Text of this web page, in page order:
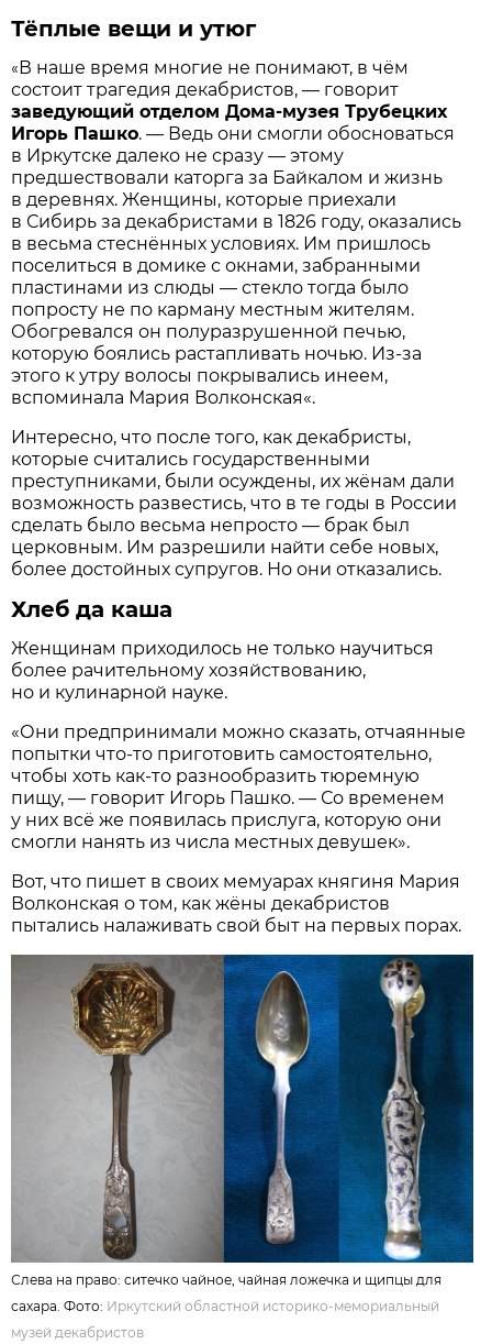
Тёплые вещи и утюг
«В наше время многие не понимают, в чём
состоит трагедия декабристов, — говорит
заведующий отделом Дома-музея Трубецких
Игорь Пашко. — Ведь они смогли обосноваться
в Иркутске далеко не сразу — этому
предшествовали каторга за Байкалом и жизнь
в деревнях. Женщины, которые приехали
в Сибирь за декабристами в 1826 году, оказались
в весьма стеснённых условиях. Им пришлось
поселиться в домике с окнами, забранными
пластинами из слюды — стекло тогда было
попросту не по карману местным жителям.
Обогревался он полуразрушенной печью,
которую боялись растапливать ночью. Из-за
этого к утру волосы покрывались инеем,
вспоминала Мария Волконская«.
Интересно, что после того, как декабристы,
которые считались государственными
преступниками, были осуждены, их жёнам дали
возможность развестись, что в те годы в России
сделать было весьма непросто — брак был
церковным. Им разрешили найти себе новых,
более достойных супругов. Но они отказались.
Хлеб да каша
Женщинам приходилось не только научиться
более рачительному хозяйствованию,
но и кулинарной науке.
«Они предпринимали можно сказать, отчаянные
попытки что-то приготовить самостоятельно,
чтобы хоть как-то разнообразить тюремную
пищу, — говорит Игорь Пашко. — Со временем
у них всё же появилась прислуга, которую они
смогли нанять из числа местных девушек».
Вот, что пишет в своих мемуарах княгиня Мария
Волконская о том, как жёны декабристов
пытались налаживать свой быт на первых порах.
Слева на право: ситечко чайное, чайная ложечка и щипцы для
сахара. Фото: Иркутский областной историко-мемориальный
музей декабристов